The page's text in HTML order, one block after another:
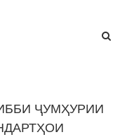
ҶУМҲУРИИ